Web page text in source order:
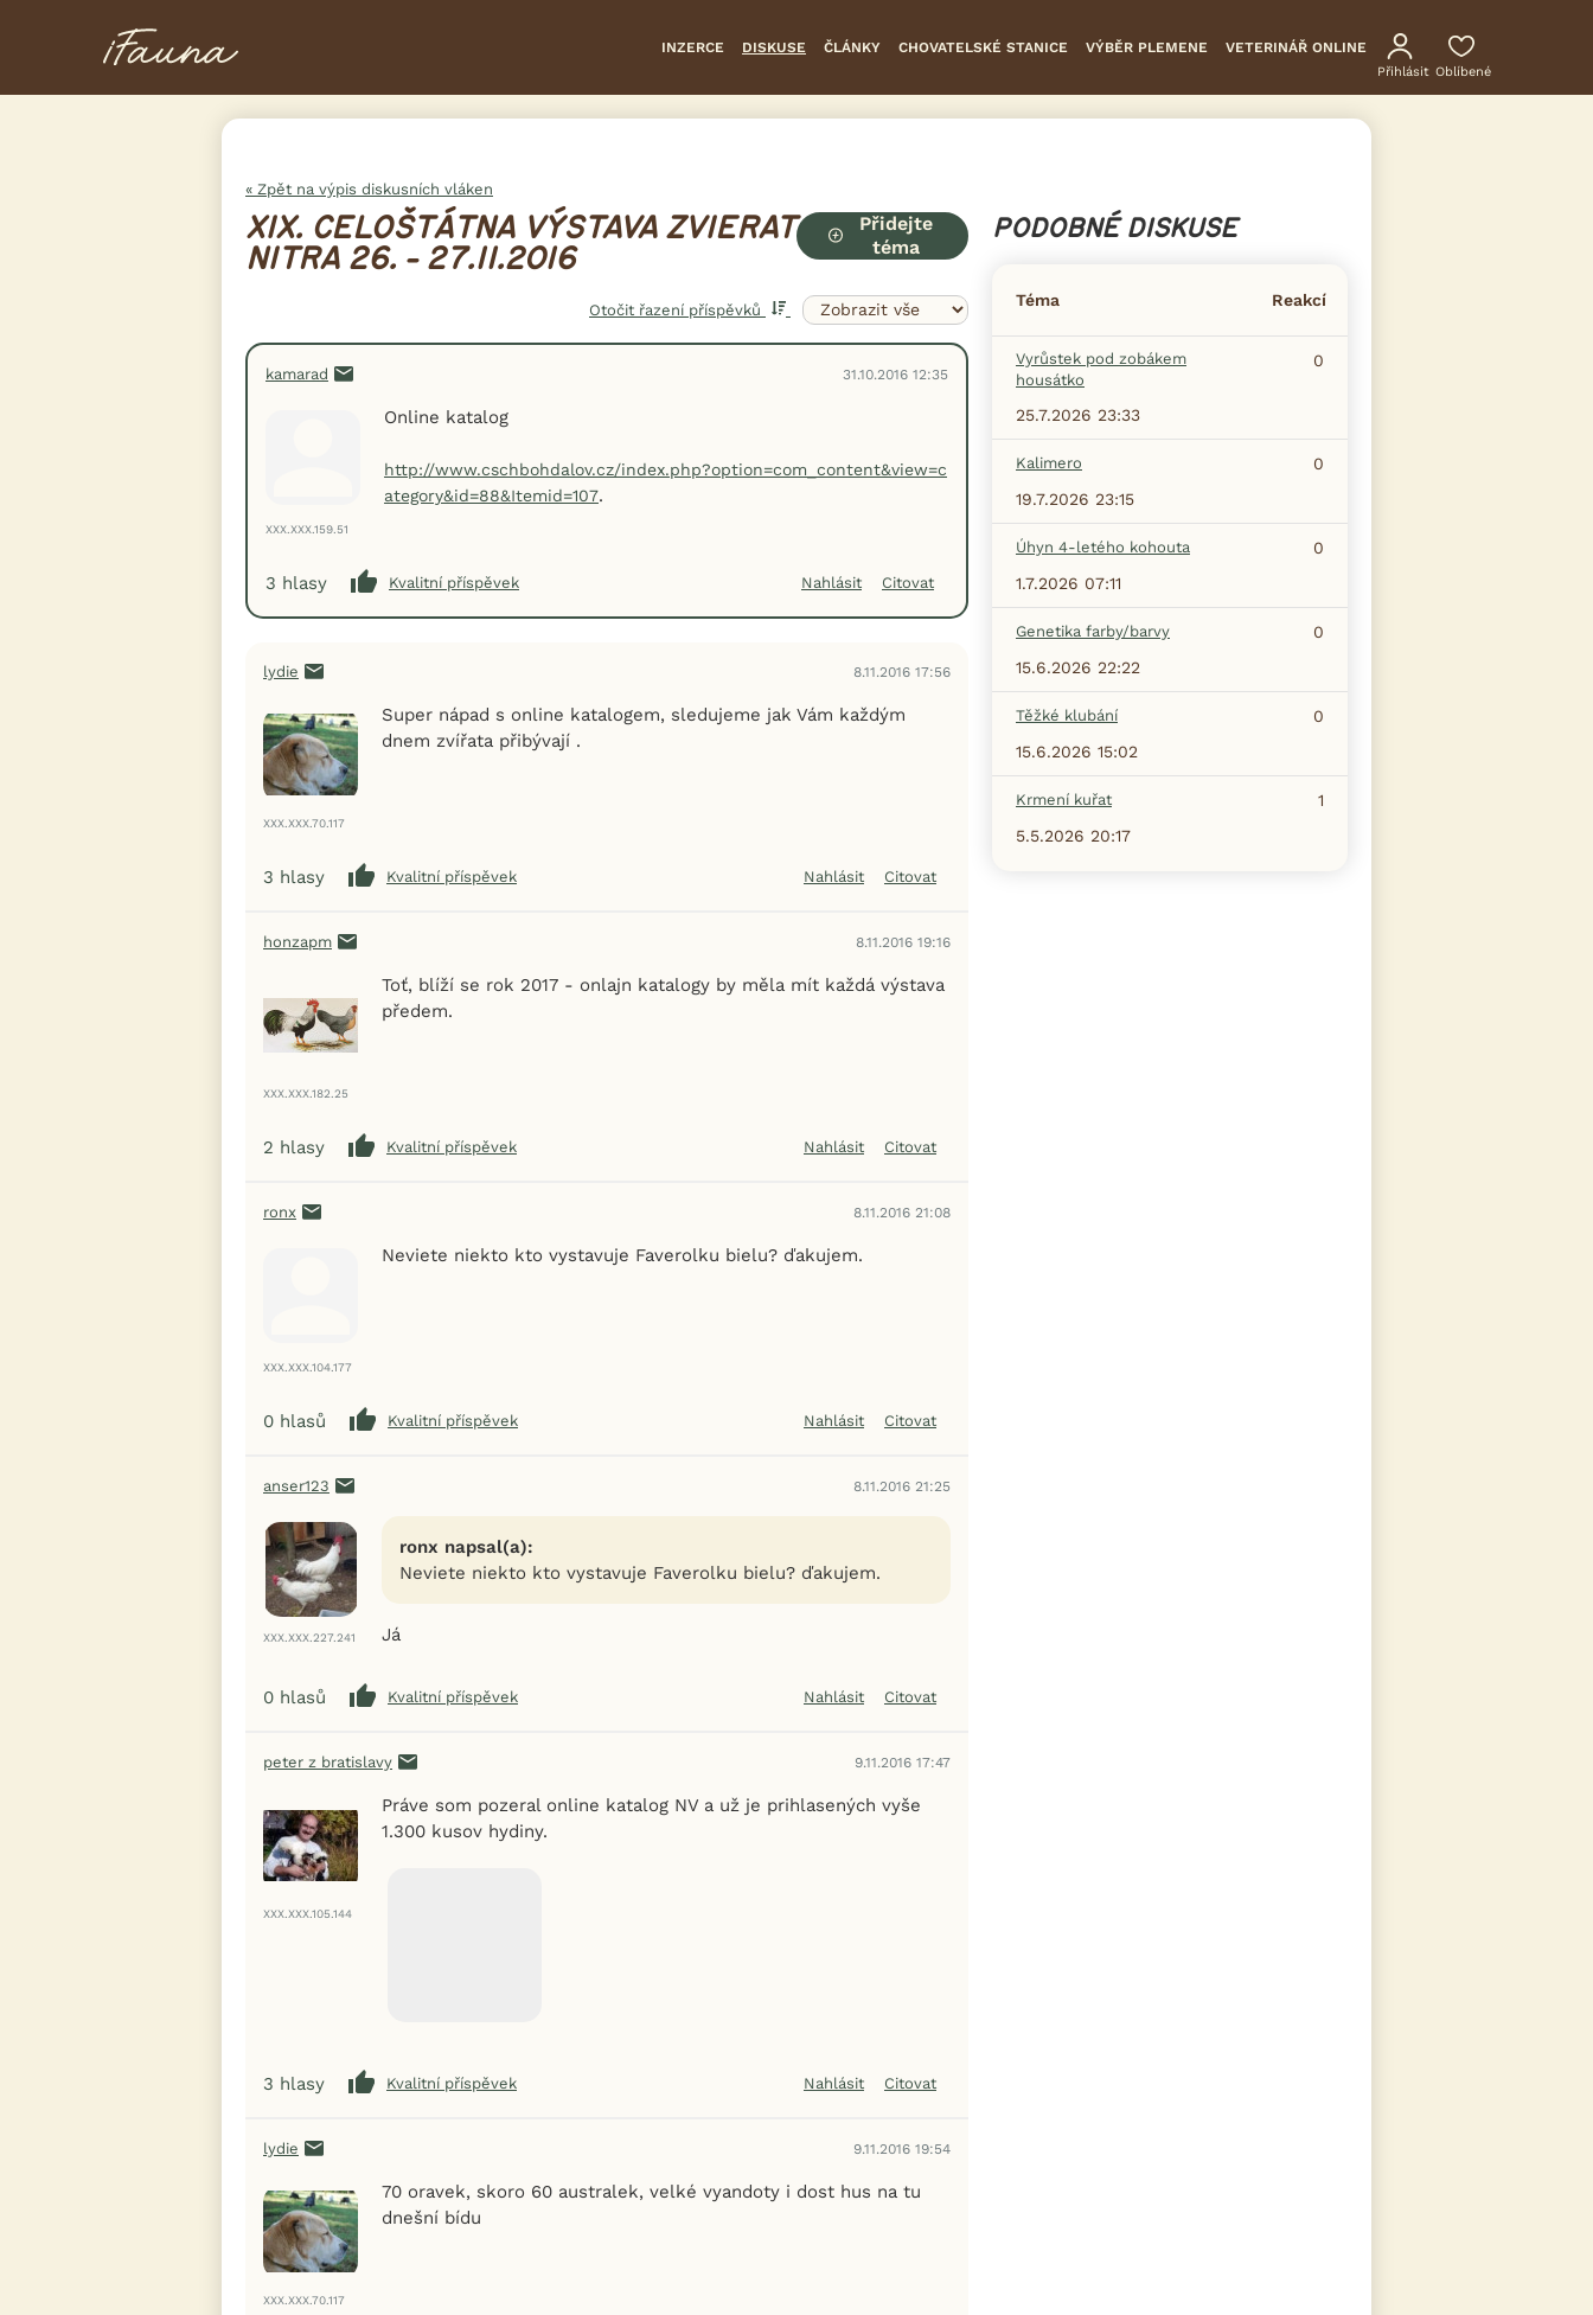
INZERCE DISKUSE ČLÁNKY CHOVATELSKÉ STANICE VÝBĚR PLEMENE VETERINÁŘ ONLINE
Přihlásit Oblíbené
« Zpět na výpis diskusních vláken
XIX. CELOŠTÁTNA VÝSTAVA ZVIERAT
NITRA 26. - 27.11.2016
Přidejte
téma
Otočit řazení příspěvků
kamarad 31.10.2016 12:35
XXX.XXX.159.51
Online katalog
http://www.cschbohdalov.cz/index.php?option=com_content&view=c
ategory&id=88&Itemid=107.
3 hlasy Kvalitní příspěvek Nahlásit Citovat
lydie 8.11.2016 17:56
XXX.XXX.70.117
Super nápad s online katalogem, sledujeme jak Vám každým
dnem zvířata přibývají .
3 hlasy Kvalitní příspěvek Nahlásit Citovat
honzapm 8.11.2016 19:16
XXX.XXX.182.25
Toť, blíží se rok 2017 - onlajn katalogy by měla mít každá výstava
předem.
2 hlasy Kvalitní příspěvek Nahlásit Citovat
ronx 8.11.2016 21:08
XXX.XXX.104.177
Neviete niekto kto vystavuje Faverolku bielu? ďakujem.
0 hlasů Kvalitní příspěvek Nahlásit Citovat
anser123 8.11.2016 21:25
XXX.XXX.227.241
ronx napsal(a):
Neviete niekto kto vystavuje Faverolku bielu? ďakujem.
Já
0 hlasů Kvalitní příspěvek Nahlásit Citovat
peter z bratislavy 9.11.2016 17:47
XXX.XXX.105.144
Práve som pozeral online katalog NV a už je prihlasených vyše
1.300 kusov hydiny.
3 hlasy Kvalitní příspěvek Nahlásit Citovat
lydie 9.11.2016 19:54
XXX.XXX.70.117
70 oravek, skoro 60 australek, velké vyandoty i dost hus na tu
dnešní bídu
PODOBNÉ DISKUSE
Téma Reakcí
Vyrůstek pod zobákem
housátko
0
25.7.2026 23:33
Kalimero
0
19.7.2026 23:15
Úhyn 4-letého kohouta
0
1.7.2026 07:11
Genetika farby/barvy
0
15.6.2026 22:22
Těžké klubání
0
15.6.2026 15:02
Krmení kuřat
1
5.5.2026 20:17